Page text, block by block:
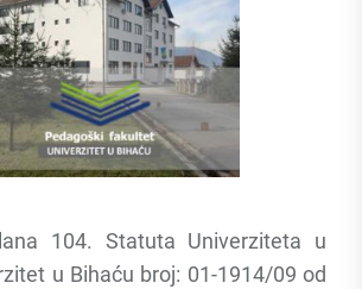
104. Statuta Univerziteta u
u Bihaću broj: 01-1914/09 od